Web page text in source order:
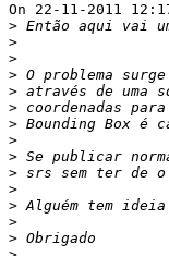
On 22-11-2011
>
>
>
>
>
>
>
>
>
>
>
>
>
>